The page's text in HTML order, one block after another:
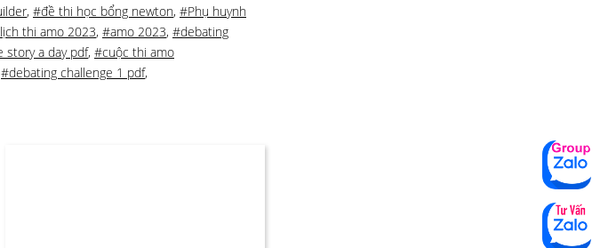
, #đề thi học bổng newton, #Phụ huynh
thi amo 2023, #amo 2023, #debating
story a day pdf, #cuộc thi amo
#debating challenge 1 pdf,